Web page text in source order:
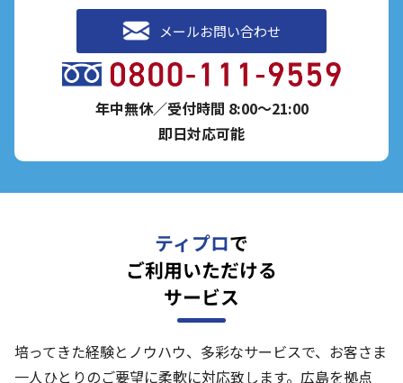
メールお問い合わせ
年中無休／受付時間 8:00～21:00
即日対応可能
ティプロで
ご利用いただける
サービス
培ってきた経験とノウハウ、多彩なサービスで、お客さま
一人ひとりのご要望に柔軟に対応致します。 広島を拠点